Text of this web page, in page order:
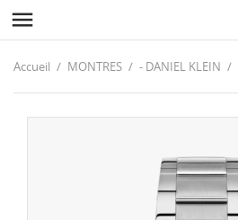

Accueil MONTRES - DANIEL KLEIN